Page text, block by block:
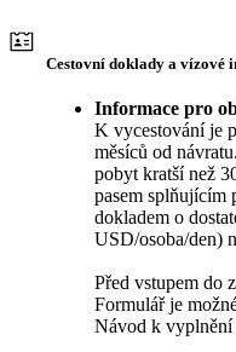
Cestovní doklady a vízové
Informace pro
K vycestování je
měsíců od
pobyt kratší než
pasem splňujícím
dokladem o
USD/osoba/den)
Před vstupem do
Formulář je
Návod k vyplnění